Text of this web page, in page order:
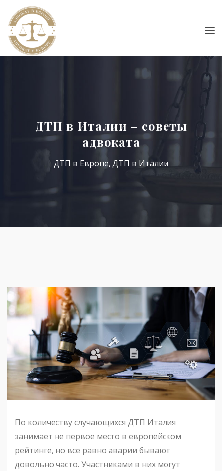
ДТП в Италии – советы
адвоката
ДТП в Европе, ДТП в Италии
По количеству случающихся ДТП Италия
занимает не первое место в европейском
рейтинге, но все равно аварии бывают
довольно часто. Участниками в них могут